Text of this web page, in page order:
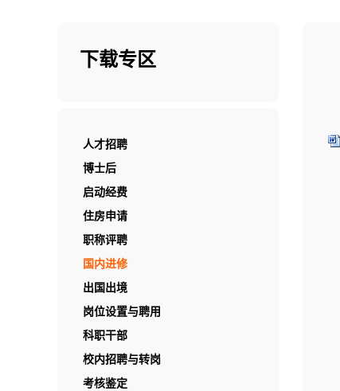
下载专区
人才招聘
博士后
启动经费
住房申请
职称评聘
国内进修
出国出境
岗位设置与聘用
科职干部
校内招聘与转岗
考核鉴定